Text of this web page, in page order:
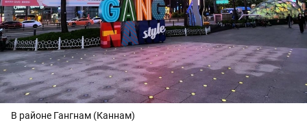
В районе Гангнам (Каннам)